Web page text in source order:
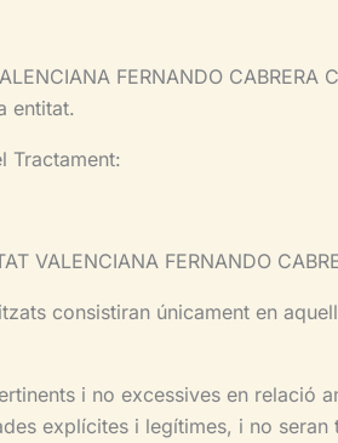
FERNANDO
entitat.
Tractament:
VALENCIANA FERNANDO
consistiran únicament en
i no excessives en
explícites i legítimes, i no